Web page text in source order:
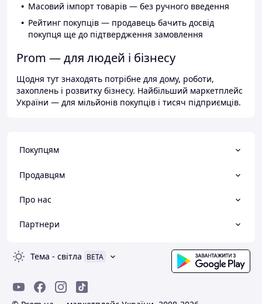
Масовий імпорт товарів — без ручного введення
Рейтинг покупців — продавець бачить досвід
покупця ще до підтвердження замовлення
Prom — для людей і бізнесу
Щодня тут знаходять потрібне для дому, роботи,
захоплень і розвитку бізнесу. Найбільший маркетплейс
України — для мільйонів покупців і тисяч підприємців.
Покупцям
Продавцям
Про нас
Партнери
Тема - світла BETA